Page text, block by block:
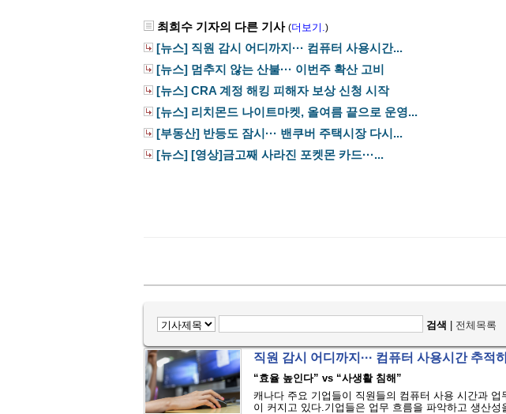
최희수 기자의 다른 기사 (더보기.)
[뉴스] 직원 감시 어디까지··· 컴퓨터 사용시간...
[뉴스] 멈추지 않는 산불··· 이번주 확산 고비
[뉴스] CRA 계정 해킹 피해자 보상 신청 시작
[뉴스] 리치몬드 나이트마켓, 올여름 끝으로 운영...
[부동산] 반등도 잠시··· 밴쿠버 주택시장 다시...
[뉴스] [영상]금고째 사라진 포켓몬 카드···...
검색 전체목록
직원 감시 어디까지··· 컴퓨터 사용시간 추적
“효율 높인다” vs “사생활 침해”
캐나다 주요 기업들이 직원들의 컴퓨터 사용 시간과
이 커지고 있다.기업들은 업무 흐름을 파악하고 생산성